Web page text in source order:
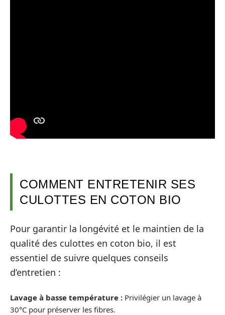
COMMENT ENTRETENIR SES
CULOTTES EN COTON BIO
Pour garantir la longévité et le maintien de la
qualité des culottes en coton bio, il est
essentiel de suivre quelques conseils
d’entretien :
Lavage à basse température : Privilégier un lavage à
30°C pour préserver les fibres.